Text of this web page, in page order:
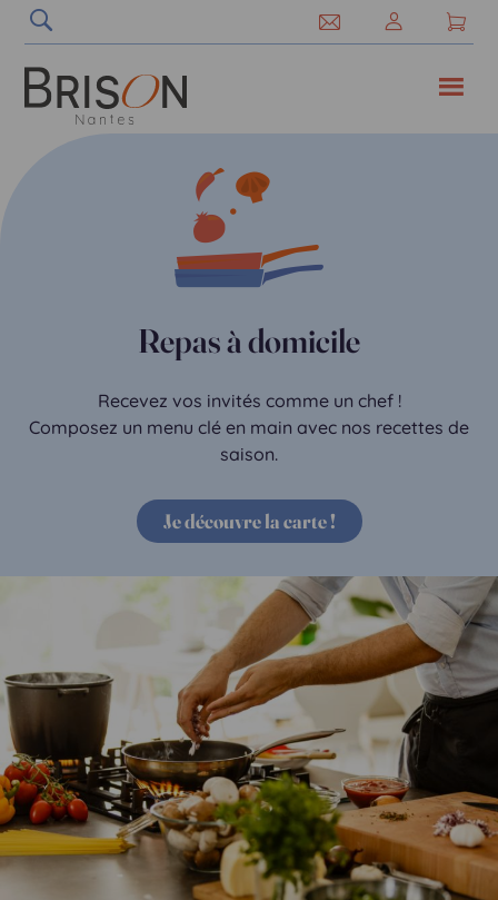
Plateaux-repas au bureau
Après la réunion, place au déjeuner !
Commandez et faites-vous livrer vos plateaux-repas.
Je réserve !
Repas à domicile
Recevez vos invités comme un chef !
Composez un menu clé en main avec nos recettes de
saison.
Je découvre la carte !
E-Shop traiteur
Vous organisez un événement ?
Découvrez notre offre autour des produits : cocktail,
recettes traiteur, buffet et plateau-repas sur la
Je commande !